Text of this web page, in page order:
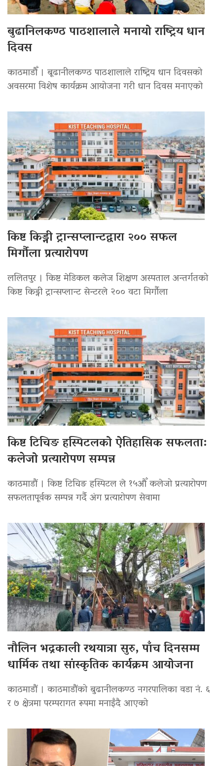
बुढानिलकण्ठ पाठशालाले मनायो राष्ट्रिय धान
दिवस
काठमाडौँ । बूढानीलकण्ठ पाठशालाले राष्ट्रिय धान दिवसको
अवसरमा विशेष कार्यक्रम आयोजना गरी धान दिवस मनाएको
किष्ट किड्नी ट्रान्सप्लान्टद्वारा २०० सफल
मिर्गौला प्रत्यारोपण
ललितपुर । किष्ट मेडिकल कलेज शिक्षण अस्पताल अन्तर्गतको
किष्ट किड्नी ट्रान्सप्लान्ट सेन्टरले २०० वटा मिर्गौला
किष्ट टिचिङ हस्पिटलको ऐतिहासिक सफलता:
कलेजो प्रत्यारोपण सम्पन्न
काठमाडौं । किष्ट टिचिङ हस्पिटल ले १५औँ कलेजो प्रत्यारोपण
सफलतापूर्वक सम्पन्न गर्दै अंग प्रत्यारोपण सेवामा
नौलिन भद्रकाली रथयात्रा सुरु, पाँच दिनसम्म
धार्मिक तथा सांस्कृतिक कार्यक्रम आयोजना
काठमाडौं । काठमाडौंको बुढानीलकण्ठ नगरपालिका वडा नं. ६
र ७ क्षेत्रमा परम्परागत रूपमा मनाइँदै आएको